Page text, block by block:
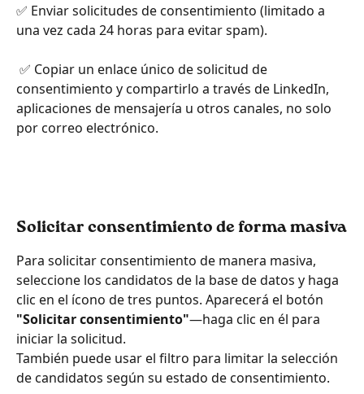
✅ Enviar solicitudes de consentimiento (limitado a
una vez cada 24 horas para evitar spam).
consentimiento y compartirlo a través de LinkedIn,
aplicaciones de mensajería u otros canales, no solo
por correo electrónico.
Solicitar consentimiento de forma masiva
Para solicitar consentimiento de manera masiva,
seleccione los candidatos de la base de datos y haga
clic en el ícono de tres puntos. Aparecerá el botón
"Solicitar consentimiento"—haga clic en él para
iniciar la solicitud.
También puede usar el filtro para limitar la selección
de candidatos según su estado de consentimiento.